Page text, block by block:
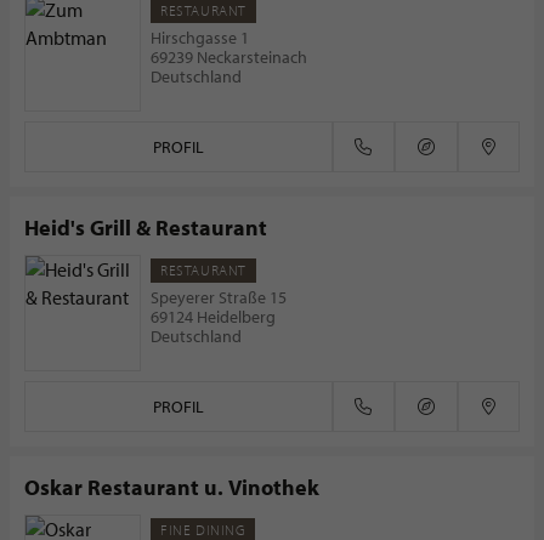
RESTAURANT
Hirschgasse 1
69239 Neckarsteinach
Deutschland
PROFIL
Heid's Grill & Restaurant
RESTAURANT
Speyerer Straße 15
69124 Heidelberg
Deutschland
PROFIL
Oskar Restaurant u. Vinothek
FINE DINING